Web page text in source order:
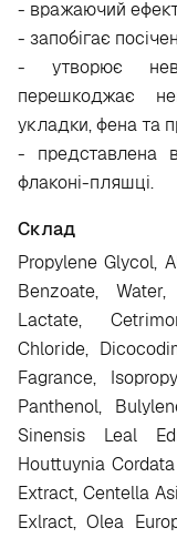
- вражаючий
- запобігає
- утворює
перешкоджає
укладки, фена та
- представлена
флаконі-пляшці.
Склад
Propylene Glycol,
Benzoate,
Lactate,
Chloride,
Fagrance,
Panthenol,
Sinensis Leal
Houttuynia
Extract, Centella
Exlract, Olea